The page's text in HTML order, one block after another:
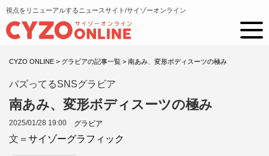
視点をリニューアルするニュースサイト/サイゾーオンライン
CYZO ONLINE > グラビアの記事一覧 > 南あみ、変形ボディスーツの極み
バズってるSNSグラビア
南あみ、変形ボディスーツの極み
2025/01/28 19:00 グラビア
文＝ サイゾーグラフィック